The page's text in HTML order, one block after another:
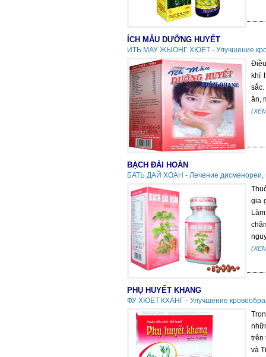
ÍCH MẪU DƯỠNG HUYẾT
ИТЬ МАУ ЖЫОНГ ХЮЕТ - Улучшение
khí
ăn,
BẠCH ĐÁI HOÀN
БАТЬ ДАЙ ХОАН - Лечение дисменореи,
gia
PHỤ HUYẾT KHANG
ФУ ХЮЕТ КХАНГ - Улучшение
trên
và